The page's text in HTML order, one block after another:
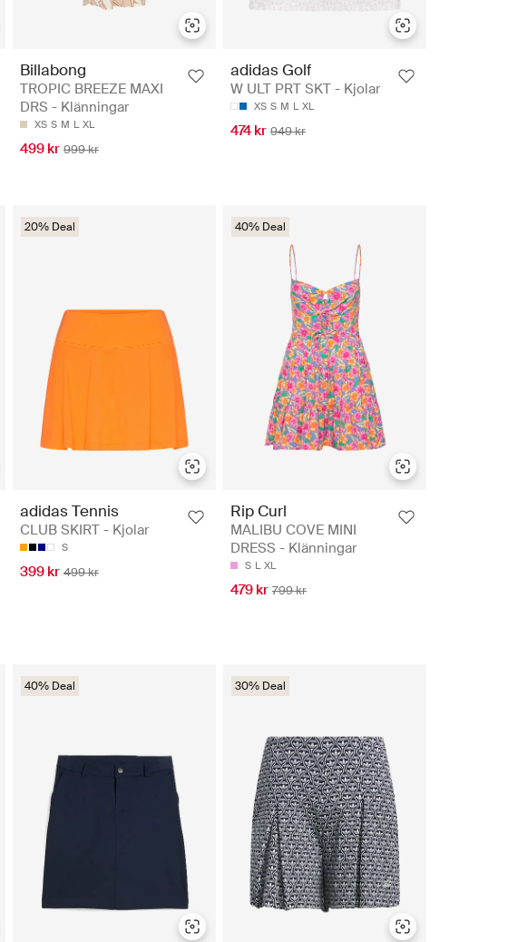
Billabong
TROPIC BREEZE MAXI
DRS - Klänningar
XS S M L XL
499 kr 999 kr
adidas Golf
W ULT PRT SKT - Kjolar
XS S M L XL
474 kr 949 kr
20% Deal
adidas Tennis
CLUB SKIRT - Kjolar
S
399 kr 499 kr
40% Deal
Rip Curl
MALIBU COVE MINI
DRESS - Klänningar
S L XL
479 kr 799 kr
40% Deal 30% Deal